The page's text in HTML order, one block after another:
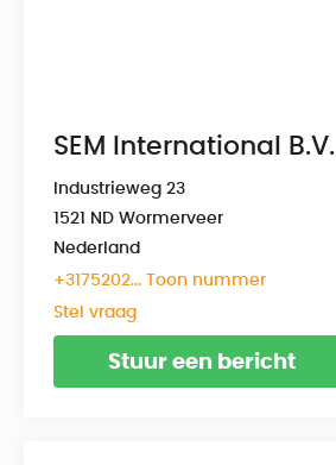
SEM International B.V.
Industrieweg 23
1521 ND Wormerveer
Nederland
+3175202... Toon nummer
Stel vraag
Stuur een bericht